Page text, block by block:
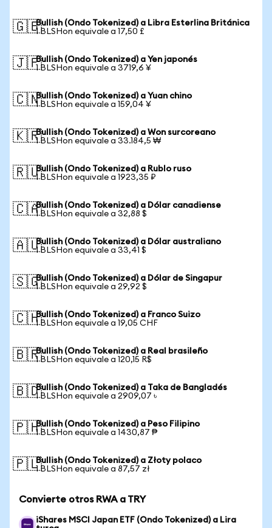
🇬🇧Bullish (Ondo Tokenized) a Libra Esterlina Británica
1 BLSHon equivale a 17,50 £
🇯🇵Bullish (Ondo Tokenized) a Yen japonés
1 BLSHon equivale a 3719,6 ¥
🇨🇳Bullish (Ondo Tokenized) a Yuan chino
1 BLSHon equivale a 159,04 ¥
🇰🇷Bullish (Ondo Tokenized) a Won surcoreano
1 BLSHon equivale a 33.184,5 ₩
🇷🇺Bullish (Ondo Tokenized) a Rublo ruso
1 BLSHon equivale a 1923,35 ₽
🇨🇦Bullish (Ondo Tokenized) a Dólar canadiense
1 BLSHon equivale a 32,88 $
🇦🇺Bullish (Ondo Tokenized) a Dólar australiano
1 BLSHon equivale a 33,41 $
🇸🇬Bullish (Ondo Tokenized) a Dólar de Singapur
1 BLSHon equivale a 29,92 $
🇨🇭Bullish (Ondo Tokenized) a Franco Suizo
1 BLSHon equivale a 19,05 CHF
🇧🇷Bullish (Ondo Tokenized) a Real brasileño
1 BLSHon equivale a 120,15 R$
🇧🇩Bullish (Ondo Tokenized) a Taka de Bangladés
1 BLSHon equivale a 2909,07 ৳
🇵🇭Bullish (Ondo Tokenized) a Peso Filipino
1 BLSHon equivale a 1430,87 ₱
🇵🇱Bullish (Ondo Tokenized) a Złoty polaco
1 BLSHon equivale a 87,57 zł
Convierte otros RWA a TRY
iShares MSCI Japan ETF (Ondo Tokenized) a Lira